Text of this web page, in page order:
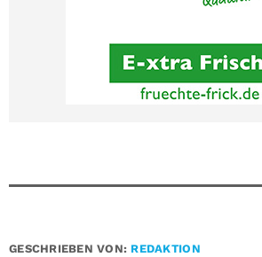
GESCHRIEBEN VON: REDAKTION